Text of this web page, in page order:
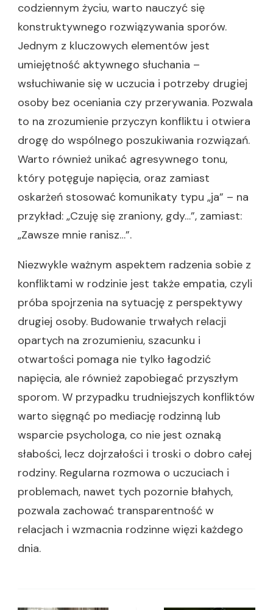
codziennym życiu, warto nauczyć się
konstruktywnego rozwiązywania sporów.
Jednym z kluczowych elementów jest
umiejętność aktywnego słuchania –
wsłuchiwanie się w uczucia i potrzeby drugiej
osoby bez oceniania czy przerywania. Pozwala
to na zrozumienie przyczyn konfliktu i otwiera
drogę do wspólnego poszukiwania rozwiązań.
Warto również unikać agresywnego tonu,
który potęguje napięcia, oraz zamiast
oskarżeń stosować komunikaty typu „ja” – na
przykład: „Czuję się zraniony, gdy…”, zamiast:
„Zawsze mnie ranisz…”.
Niezwykle ważnym aspektem radzenia sobie z
konfliktami w rodzinie jest także empatia, czyli
próba spojrzenia na sytuację z perspektywy
drugiej osoby. Budowanie trwałych relacji
opartych na zrozumieniu, szacunku i
otwartości pomaga nie tylko łagodzić
napięcia, ale również zapobiegać przyszłym
sporom. W przypadku trudniejszych konfliktów
warto sięgnąć po mediację rodzinną lub
wsparcie psychologa, co nie jest oznaką
słabości, lecz dojrzałości i troski o dobro całej
rodziny. Regularna rozmowa o uczuciach i
problemach, nawet tych pozornie błahych,
pozwala zachować transparentność w
relacjach i wzmacnia rodzinne więzi każdego
dnia.